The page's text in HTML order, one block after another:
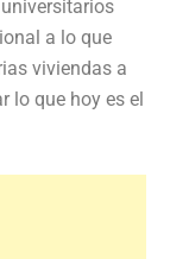
a lo que
viviendas a
lo que hoy es el